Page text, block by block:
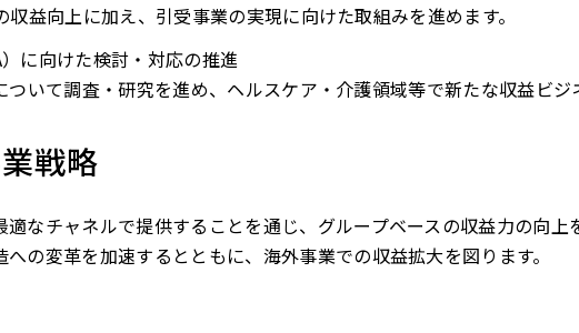
益向上に加え、引受事業の実現に向けた取組みを進めます。
に向けた検討・対応の推進
いて調査・研究を進め、ヘルスケア・介護領域等で新たな収益ビジ
戦略
なチャネルで提供することを通じ、グループベースの収益力の向上
の変革を加速するとともに、海外事業での収益拡大を図ります。